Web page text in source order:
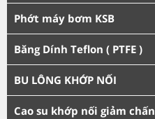
Phớt máy bơm KSB
Băng Dính Teflon ( PTFE )
BU LÔNG KHỚP NỐI
Cao su khớp nối giảm chấn